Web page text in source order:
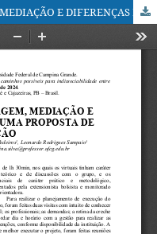
PROMOÇÃO DE APRENDIZAGEM, MEDIAÇÃO E DIFERENÇAS INDIVIDUAIS: